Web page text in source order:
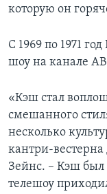
которую он
С 1969 по 1971
шоу на канале
«Кэш стал
смешанного
несколько
кантри-вестерна
Зейнс. – Кэш был
телешоу